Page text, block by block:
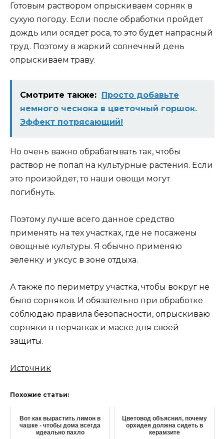
Готовым раствором опрыскиваем сорняк в
сухую погоду. Если после обработки пройдет
дождь или осядет роса, то это будет напрасный
труд. Поэтому в жаркий солнечный день
опрыскиваем траву.
Смотрите также: Просто добавьте
немного чеснока в цветочный горшок.
Эффект потрясающий!
Но очень важно обрабатывать так, чтобы
раствор не попал на культурные растения. Если
это произойдет, то наши овощи могут
погибнуть.
Поэтому лучше всего данное средство
применять на тех участках, где не посажены
овощные культуры. Я обычно применяю
зеленку и уксус в зоне отдыха.
А также по периметру участка, чтобы вокруг не
было сорняков. И обязательно при обработке
соблюдаю правила безопасности, опрыскиваю
сорняки в перчатках и маске для своей
защиты.
Источник
Похожие статьи:
Вот как вырастить лимон в
чашке - чтобы дома всегда
идеально пахло
Цветовод объяснил, почему
орхидея должна сидеть в
керамзите